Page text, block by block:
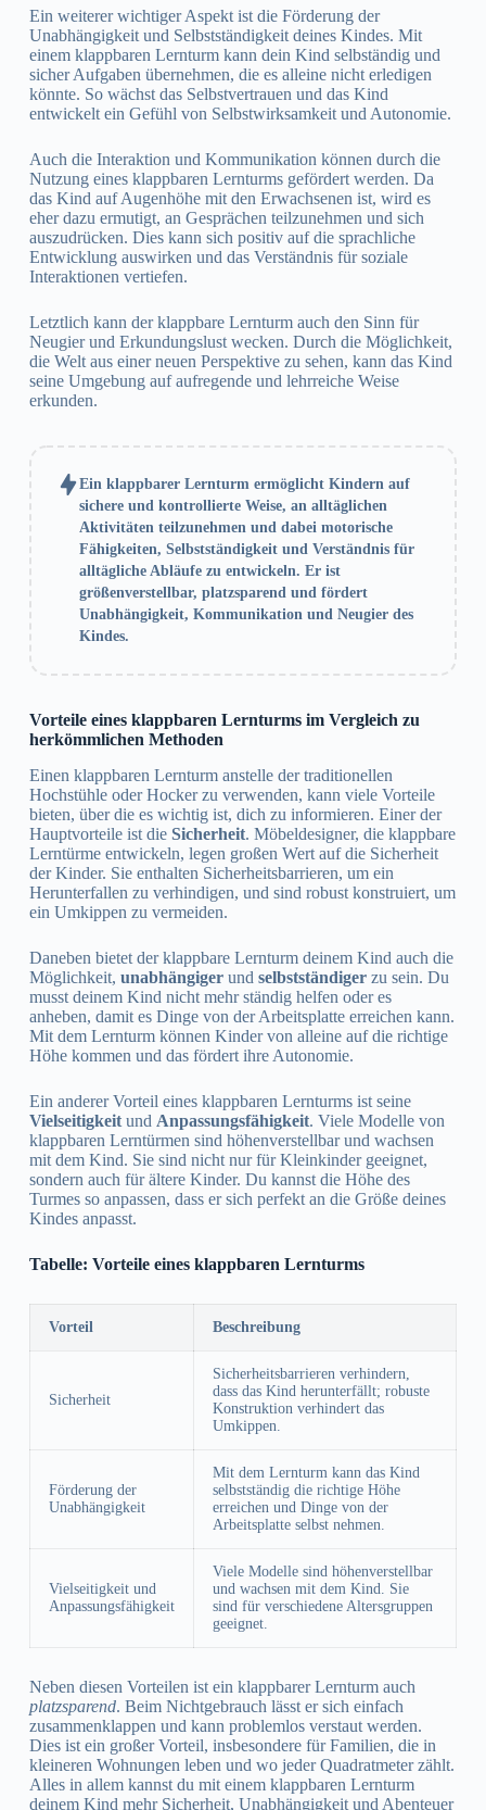
Ein weiterer wichtiger Aspekt ist die Förderung der
Unabhängigkeit und Selbstständigkeit deines Kindes. Mit
einem klappbaren Lernturm kann dein Kind selbständig und
sicher Aufgaben übernehmen, die es alleine nicht erledigen
könnte. So wächst das Selbstvertrauen und das Kind
entwickelt ein Gefühl von Selbstwirksamkeit und Autonomie.
Auch die Interaktion und Kommunikation können durch die
Nutzung eines klappbaren Lernturms gefördert werden. Da
das Kind auf Augenhöhe mit den Erwachsenen ist, wird es
eher dazu ermutigt, an Gesprächen teilzunehmen und sich
auszudrücken. Dies kann sich positiv auf die sprachliche
Entwicklung auswirken und das Verständnis für soziale
Interaktionen vertiefen.
Letztlich kann der klappbare Lernturm auch den Sinn für
Neugier und Erkundungslust wecken. Durch die Möglichkeit,
die Welt aus einer neuen Perspektive zu sehen, kann das Kind
seine Umgebung auf aufregende und lehrreiche Weise
erkunden.
Ein klappbarer Lernturm ermöglicht Kindern auf
sichere und kontrollierte Weise, an alltäglichen
Aktivitäten teilzunehmen und dabei motorische
Fähigkeiten, Selbstständigkeit und Verständnis für
alltägliche Abläufe zu entwickeln. Er ist
größenverstellbar, platzsparend und fördert
Unabhängigkeit, Kommunikation und Neugier des
Kindes.
Vorteile eines klappbaren Lernturms im Vergleich zu
herkömmlichen Methoden
Einen klappbaren Lernturm anstelle der traditionellen
Hochstühle oder Hocker zu verwenden, kann viele Vorteile
bieten, über die es wichtig ist, dich zu informieren. Einer der
Hauptvorteile ist die Sicherheit. Möbeldesigner, die klappbare
Lerntürme entwickeln, legen großen Wert auf die Sicherheit
der Kinder. Sie enthalten Sicherheitsbarrieren, um ein
Herunterfallen zu verhindigen, und sind robust konstruiert, um
ein Umkippen zu vermeiden.
Daneben bietet der klappbare Lernturm deinem Kind auch die
Möglichkeit, unabhängigerund selbstständigerzu sein. Du
musst deinem Kind nicht mehr ständig helfen oder es
anheben, damit es Dinge von der Arbeitsplatte erreichen kann.
Mit dem Lernturm können Kinder von alleine auf die richtige
Höhe kommen und das fördert ihre Autonomie.
Ein anderer Vorteil eines klappbaren Lernturms ist seine
Vielseitigkeitund Anpassungsfähigkeit. Viele Modelle von
klappbaren Lerntürmen sind höhenverstellbar und wachsen
mit dem Kind. Sie sind nicht nur für Kleinkinder geeignet,
sondern auch für ältere Kinder. Du kannst die Höhe des
Turmes so anpassen, dass er sich perfekt an die Größe deines
Kindes anpasst.
Tabelle: Vorteile eines klappbaren Lernturms
Vorteil Beschreibung
Sicherheit
Sicherheitsbarrieren verhindern,
dass das Kind herunterfällt; robuste
Konstruktion verhindert das
Umkippen.
Förderung der
Unabhängigkeit
Mit dem Lernturm kann das Kind
selbstständig die richtige Höhe
erreichen und Dinge von der
Arbeitsplatte selbst nehmen.
Vielseitigkeit und
Anpassungsfähigkeit
Viele Modelle sind höhenverstellbar
und wachsen mit dem Kind. Sie
sind für verschiedene Altersgruppen
geeignet.
Neben diesen Vorteilen ist ein klappbarer Lernturm auch
platzsparend. Beim Nichtgebrauch lässt er sich einfach
zusammenklappen und kann problemlos verstaut werden.
Dies ist ein großer Vorteil, insbesondere für Familien, die in
kleineren Wohnungen leben und wo jeder Quadratmeter zählt.
Alles in allem kannst du mit einem klappbaren Lernturm
deinem Kind mehr Sicherheit, Unabhängigkeit und Abenteuer